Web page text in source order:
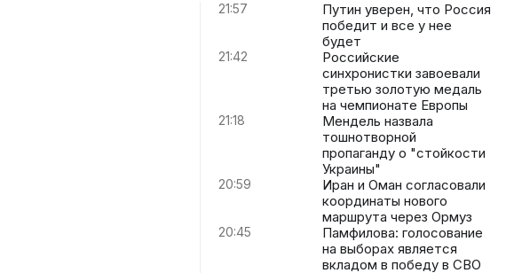
21:57
Путин уверен, что Россия
победит и все у нее
будет
21:42
Российские
синхронистки завоевали
третью золотую медаль
на чемпионате Европы
21:18
Мендель назвала
тошнотворной
пропаганду о "стойкости
Украины"
20:59
Иран и Оман согласовали
координаты нового
маршрута через Ормуз
20:45
Памфилова: голосование
на выборах является
вкладом в победу в СВО